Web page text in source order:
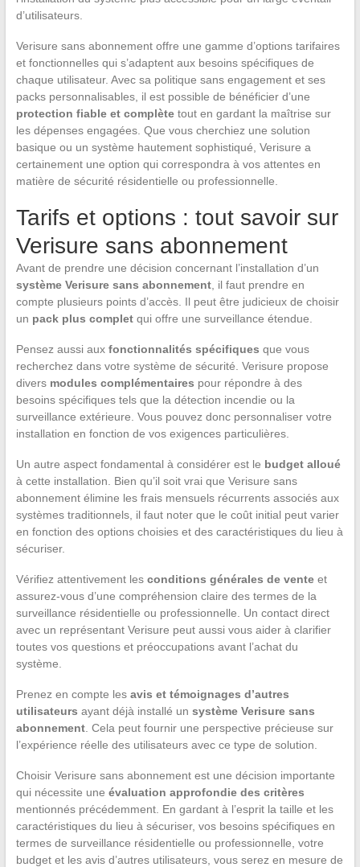
d’utilisateurs.
Verisure sans abonnement offre une gamme d’options tarifaires
et fonctionnelles qui s’adaptent aux besoins spécifiques de
chaque utilisateur. Avec sa politique sans engagement et ses
packs personnalisables, il est possible de bénéficier d’une
protection fiable et complètetout en gardant la maîtrise sur
les dépenses engagées. Que vous cherchiez une solution
basique ou un système hautement sophistiqué, Verisure a
certainement une option qui correspondra à vos attentes en
matière de sécurité résidentielle ou professionnelle.
Tarifs et options : tout savoir sur
Verisure sans abonnement
Avant de prendre une décision concernant l’installation d’un
système Verisure sans abonnement, il faut prendre en
compte plusieurs points d’accès. Il peut être judicieux de choisir
un pack plus completqui offre une surveillance étendue.
Pensez aussi aux fonctionnalités spécifiques que vous
recherchez dans votre système de sécurité. Verisure propose
divers modules complémentaires pour répondre à des
besoins spécifiques tels que la détection incendie ou la
surveillance extérieure. Vous pouvez donc personnaliser votre
installation en fonction de vos exigences particulières.
Un autre aspect fondamental à considérer est le budget alloué
à cette installation. Bien qu’il soit vrai que Verisure sans
abonnement élimine les frais mensuels récurrents associés aux
systèmes traditionnels, il faut noter que le coût initial peut varier
en fonction des options choisies et des caractéristiques du lieu à
sécuriser.
Vérifiez attentivement les conditions générales de venteet
assurez-vous d’une compréhension claire des termes de la
surveillance résidentielle ou professionnelle. Un contact direct
avec un représentant Verisure peut aussi vous aider à clarifier
toutes vos questions et préoccupations avant l’achat du
système.
Prenez en compte les avis et témoignages d’autres
utilisateurs ayant déjà installé un système Verisure sans
abonnement. Cela peut fournir une perspective précieuse sur
l’expérience réelle des utilisateurs avec ce type de solution.
Choisir Verisure sans abonnement est une décision importante
qui nécessite une évaluation approfondie des critères
mentionnés précédemment. En gardant à l’esprit la taille et les
caractéristiques du lieu à sécuriser, vos besoins spécifiques en
termes de surveillance résidentielle ou professionnelle, votre
budget et les avis d’autres utilisateurs, vous serez en mesure de